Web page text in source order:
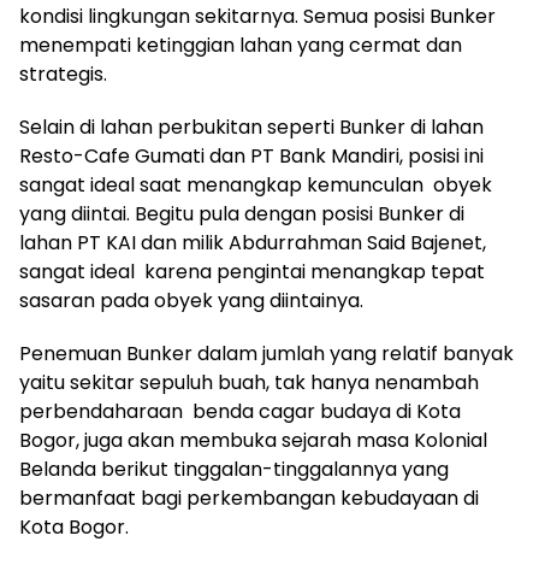
kondisi lingkungan sekitarnya. Semua posisi Bunker
menempati ketinggian lahan yang cermat dan
strategis.
Selain di lahan perbukitan seperti Bunker di lahan
Resto-Cafe Gumati dan PT Bank Mandiri, posisi ini
sangat ideal saat menangkap kemunculan obyek
yang diintai. Begitu pula dengan posisi Bunker di
lahan PT KAI dan milik Abdurrahman Said Bajenet,
sangat ideal karena pengintai menangkap tepat
sasaran pada obyek yang diintainya.
Penemuan Bunker dalam jumlah yang relatif banyak
yaitu sekitar sepuluh buah, tak hanya nenambah
perbendaharaan benda cagar budaya di Kota
Bogor, juga akan membuka sejarah masa Kolonial
Belanda berikut tinggalan-tinggalannya yang
bermanfaat bagi perkembangan kebudayaan di
Kota Bogor.